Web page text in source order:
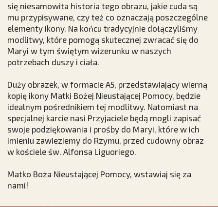
się niesamowita historia tego obrazu, jakie cuda są
mu przypisywane, czy też co oznaczają poszczególne
elementy ikony. Na końcu tradycyjnie dołączyliśmy
modlitwy, które pomogą skutecznej zwracać się do
Maryi w tym świętym wizerunku w naszych
potrzebach duszy i ciała.
Duży obrazek, w formacie A5, przedstawiający wierną
kopię ikony Matki Bożej Nieustającej Pomocy, będzie
idealnym pośrednikiem tej modlitwy. Natomiast na
specjalnej karcie nasi Przyjaciele będą mogli zapisać
swoje podziękowania i prośby do Maryi, które w ich
imieniu zawieziemy do Rzymu, przed cudowny obraz
w kościele św. Alfonsa Liguoriego.
Matko Boża Nieustającej Pomocy, wstawiaj się za
nami!